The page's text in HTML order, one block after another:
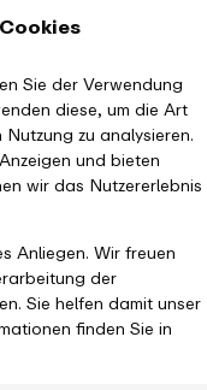
Sie der Verwendung
diese, um die Art
zu analysieren.
und bieten
wir das Nutzererlebnis
Anliegen. Wir freuen
der
Sie helfen damit unser
finden Sie in
Baustellen im
Leichte